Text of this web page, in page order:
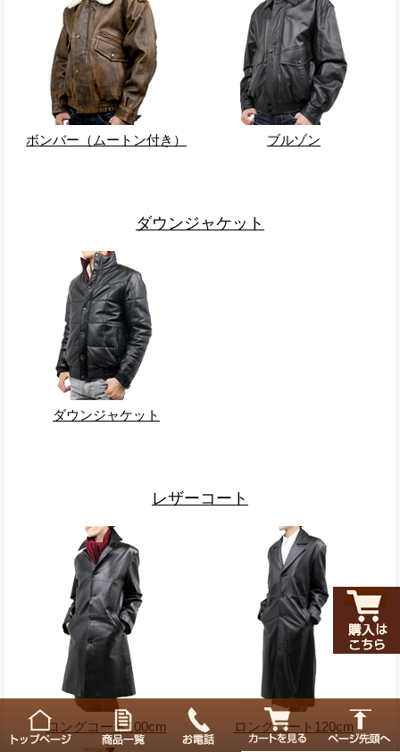
ボンバー（ムートン付き） ブルゾン
ダウンジャケット
ダウンジャケット
レザーコート
ロングコート100cm ロングコート120cm